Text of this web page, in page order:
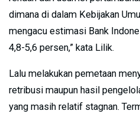
dimana di dalam Kebijakan
mengacu estimasi Bank
4,8-5,6 persen,” kata Lilik.
Lalu melakukan pemetaan
retribusi maupun hasil
yang masih relatif stagnan.